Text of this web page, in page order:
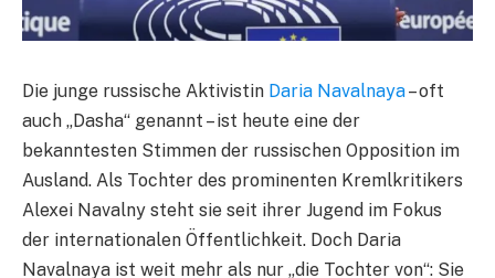
Die junge russische Aktivistin Daria Navalnaya– oft
auch „Dasha“ genannt – ist heute eine der
bekanntesten Stimmen der russischen Opposition im
Ausland. Als Tochter des prominenten Kremlkritikers
Alexei Navalny steht sie seit ihrer Jugend im Fokus
der internationalen Öffentlichkeit. Doch Daria
Navalnaya ist weit mehr als nur „die Tochter von“: Sie